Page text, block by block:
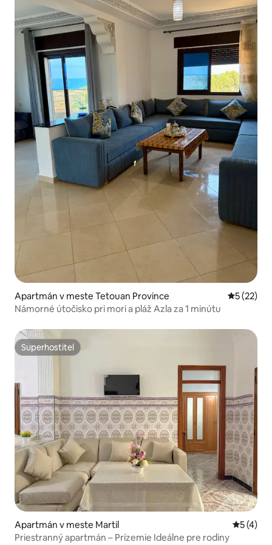
Apartmán v meste Tetouan Province
5 (22)
Námorné útočisko pri mori a pláž Azla za 1 minútu
Superhostiteľ
Superhostiteľ
Apartmán v meste Martil
5 (4)
Priestranný apartmán – Prízemie Ideálne pre rodiny